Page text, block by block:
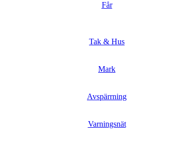
Får
Tak & Hus
Mark
Avspärrning
Varningsnät